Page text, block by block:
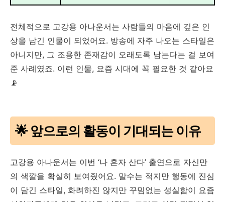
전체적으로 고강용 아나운서는 사람들의 마음에 깊은 인
상을 남긴 인물이 되었어요. 방송에 자주 나오는 스타일은
아니지만, 그 조용한 존재감이 오래도록 남는다는 걸 보여
준 사례였죠. 이런 인물, 요즘 시대에 꼭 필요한 것 같아요
📡
🌟 앞으로의 활동이 기대되는 이유
고강용 아나운서는 이번 ‘나 혼자 산다’ 출연으로 자신만
의 색깔을 확실히 보여줬어요. 말수는 적지만 행동에 진심
이 담긴 스타일, 화려하진 않지만 꾸밈없는 성실함이 요즘